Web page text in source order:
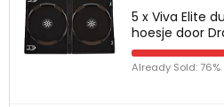
5 x Viva Elite
hoesje door
Already Sold: 76%